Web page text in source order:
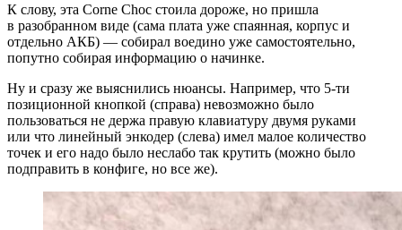
К слову, эта Corne Choc стоила дороже, но пришла
в разобранном виде (сама плата уже спаянная, корпус и
отдельно АКБ) — собирал воедино уже самостоятельно,
попутно собирая информацию о начинке.
Ну и сразу же выяснились нюансы. Например, что 5-ти
позиционной кнопкой (справа) невозможно было
пользоваться не держа правую клавиатуру двумя руками
или что линейный энкодер (слева) имел малое количество
точек и его надо было неслабо так крутить (можно было
подправить в конфиге, но все же).